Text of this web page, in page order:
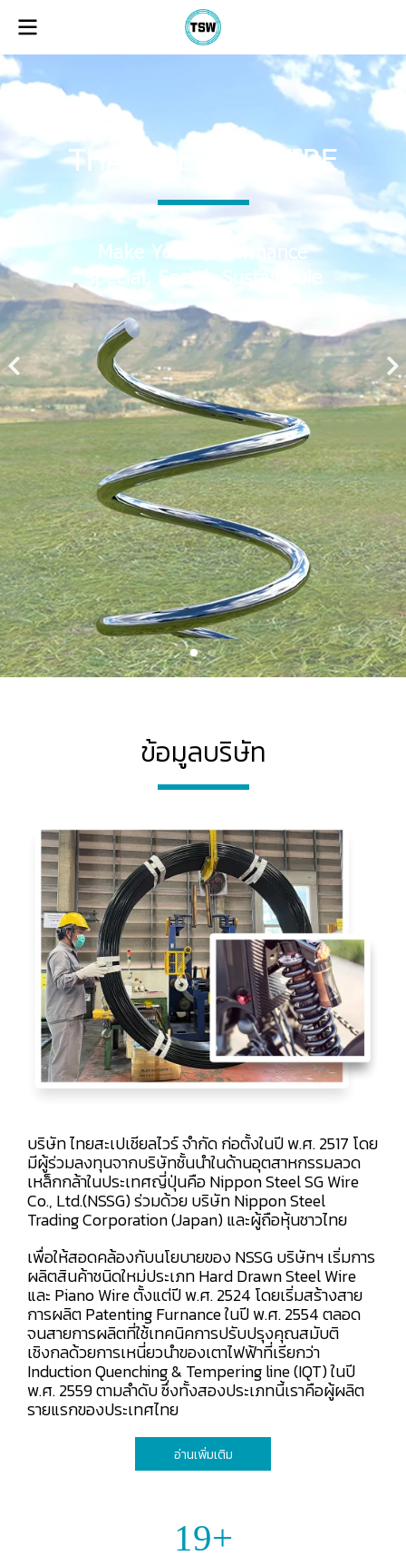
THAI SPECIAL WIRE
Make Your Performance
Special, Social, Sustainable
ข้อมูลบริษัท
บริษัท ไทยสะเปเชียลไวร์ จำกัด ก่อตั้งในปี พ.ศ. 2517 โดย
มีผู้ร่วมลงทุนจากบริษัทชั้นนำในด้านอุตสาหกรรมลวด
เหล็กกล้าในประเทศญี่ปุ่นคือ Nippon Steel SG Wire
Co., Ltd.(NSSG) ร่วมด้วย บริษัท Nippon Steel
Trading Corporation (Japan) และผู้ถือหุ้นชาวไทย
เพื่อให้สอดคล้องกับนโยบายของ NSSG บริษัทฯ เริ่มการ
ผลิตสินค้าชนิดใหม่ประเภท Hard Drawn Steel Wire
และ Piano Wire ตั้งแต่ปี พ.ศ. 2524 โดยเริ่มสร้างสาย
การผลิต Patenting Furnance ในปี พ.ศ. 2554 ตลอด
จนสายการผลิตที่ใช้เทคนิคการปรับปรุงคุณสมับติ
เชิงกลด้วยการเหนี่ยวนำของเตาไฟฟ้าที่เรียกว่า
Induction Quenching & Tempering line (IQT) ในปี
พ.ศ. 2559 ตามลำดับ ซึ่งทั้งสองประเภทนี้เราคือผู้ผลิต
รายแรกของประเทศไทย
อ่านเพิ่มเติม
25+